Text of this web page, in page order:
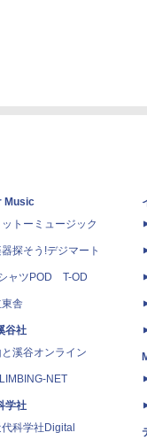
Music
ットーミュージック
探そう!デジマート
ャツPOD T-OD
舎
谷社
と溪谷オンライン
NET
学社
科学社Digital